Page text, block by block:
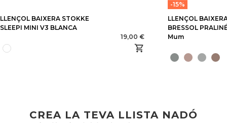
LLENÇOL BAIXERA STOKKE
SLEEPI MINI V3 BLANCA
19,00 €
-15%
LLENÇOL
BRESSOL
Mum
CREA LA TEVA LLISTA NADÓ